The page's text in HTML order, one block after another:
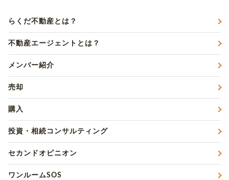
らくだ不動産とは？
不動産エージェントとは？
メンバー紹介
売却
購入
投資・相続コンサルティング
セカンドオピニオン
ワンルームSOS